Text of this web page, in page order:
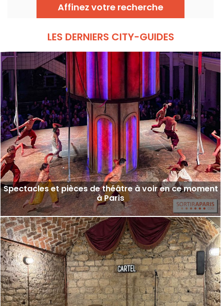
Affinez votre recherche
LES DERNIERS CITY-GUIDES
Spectacles et pièces de théâtre à voir en ce moment
à Paris